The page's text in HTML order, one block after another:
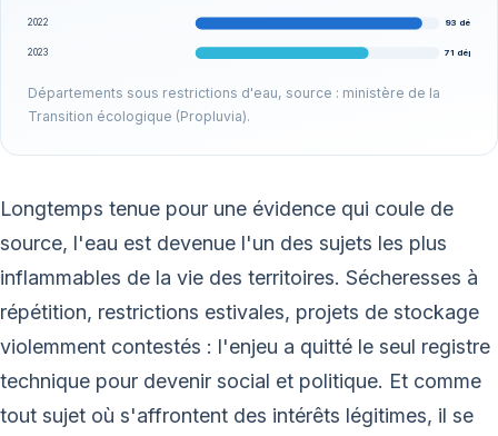
2022 93 dép.
2023 71 dép.
Départements sous restrictions d'eau, source : ministère de la
Transition écologique (Propluvia).
Longtemps tenue pour une évidence qui coule de
source, l'eau est devenue l'un des sujets les plus
inflammables de la vie des territoires. Sécheresses à
répétition, restrictions estivales, projets de stockage
violemment contestés : l'enjeu a quitté le seul registre
technique pour devenir social et politique. Et comme
tout sujet où s'affrontent des intérêts légitimes, il se